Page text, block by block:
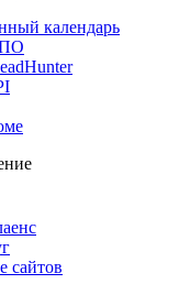
календарь
ПО
сайтов